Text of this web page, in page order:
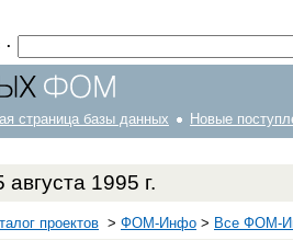
·
страница базы данных Новые
1995 г.
проектов > ФOM-Инфо > Все ФОМ-